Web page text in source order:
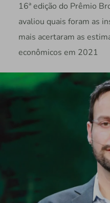
16ª edição do Prêmio
avaliou quais foram as
mais acertaram as
econômicos em 2021